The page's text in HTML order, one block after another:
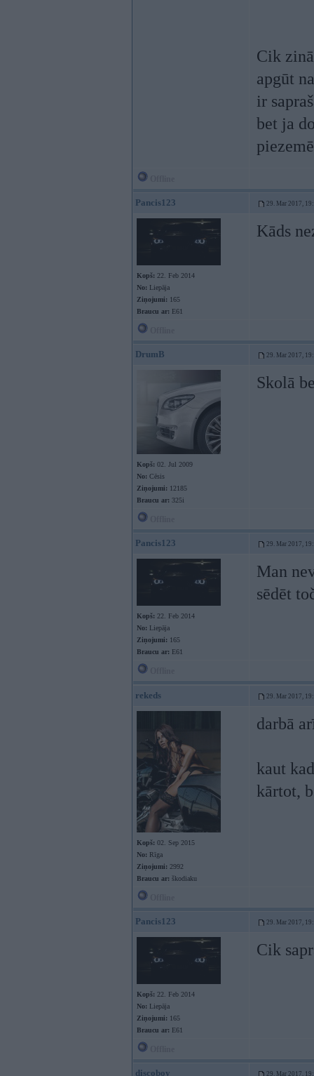
Cik
apgūt
ir
bet ja
Pancis123 29. Mar 2017,
Kopš: 22. Feb 2014
No: Liepāja
Ziņojumi: 165
Braucu ar: E61
Kāds
DrumB 29. Mar 2017,
Kopš: 02. Jul 2009
No: Cēsis
Ziņojumi: 12185
Braucu ar: 325i
Skolā
Pancis123 29. Mar 2017,
Kopš: 22. Feb 2014
No: Liepāja
Ziņojumi: 165
Braucu ar: E61
Man
sēdēt
rekeds 29. Mar 2017,
Kopš: 02. Sep 2015
No: Rīga
Ziņojumi: 2992
Braucu ar: škodiaku
darbā
kaut
kārtot,
Pancis123 29. Mar 2017,
Kopš: 22. Feb 2014
No: Liepāja
Ziņojumi: 165
Braucu ar: E61
Cik
discoboy 29. Mar 2017,